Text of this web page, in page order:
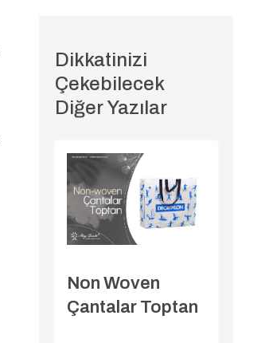
Dikkatinizi
Çekebilecek
Diğer Yazılar
Non Woven
Çantalar Toptan